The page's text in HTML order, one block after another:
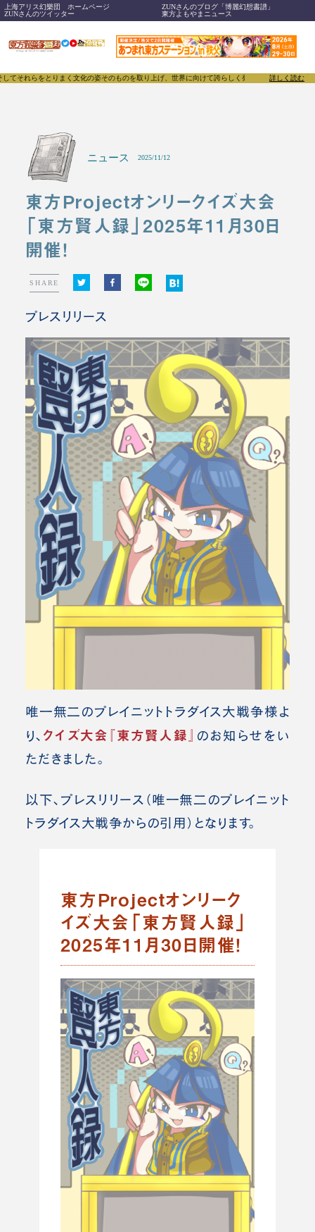
上海アリス幻樂団 ホームページ
ZUNさんのブログ「博麗幻想書譜」
ZUNさんのツイッター
東方よもやまニュース
とりまく文化の姿そのものを取り上げ、世界に向けて誇らしく発信することで、東方Project
詳しく読む
ニュース 2025/11/12
東方Projectオンリークイズ大会
「東方賢人録」2025年11月30日
開催！
SHARE
プレスリリース
唯一無二のプレイニットトラダイス大戦争様よ
り、 クイズ大会『東方賢人録』 の お知らせをい
ただきました。
以下、プレスリリース（唯一無二のプレイニット
トラダイス大戦争からの引用）となります。
東方Projectオンリーク
イズ大会「東方賢人録」
2025年11月30日開催！